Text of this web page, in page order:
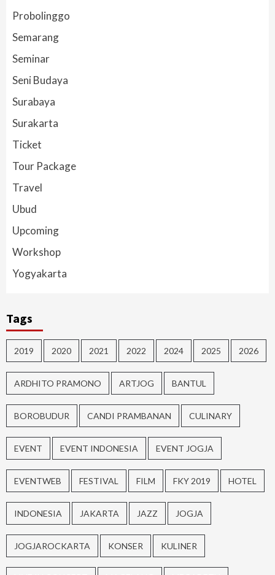
Probolinggo
Semarang
Seminar
Seni Budaya
Surabaya
Surakarta
Ticket
Tour Package
Travel
Ubud
Upcoming
Workshop
Yogyakarta
Tags
2019 2020 2021 2022 2024 2025 2026
ARDHITO PRAMONO ARTJOG BANTUL
BOROBUDUR CANDI PRAMBANAN CULINARY
EVENT EVENT INDONESIA EVENT JOGJA
EVENTWEB FESTIVAL FILM FKY 2019 HOTEL
INDONESIA JAKARTA JAZZ JOGJA
JOGJAROCKARTA KONSER KULINER